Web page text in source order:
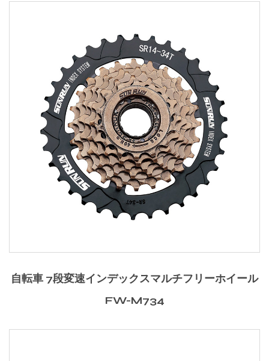
自転車 7段変速インデックスマルチフリーホイール
FW-M734